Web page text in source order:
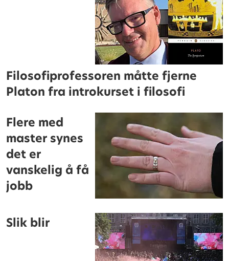
Filosofiprofessoren måtte fjerne
Platon fra introkurset i filosofi
Flere med
master synes
det er
vanskelig å få
jobb
Slik blir